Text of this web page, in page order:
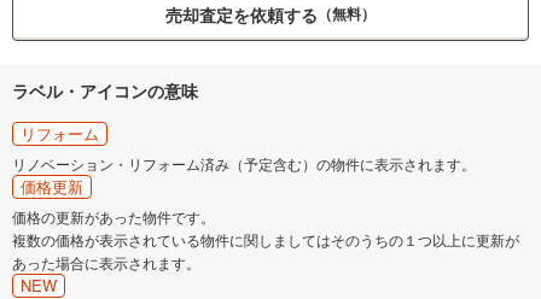
売却査定を依頼する （無料）
ラベル・アイコンの意味
リフォーム
リノベーション・リフォーム済み（予定含む）の物件に表示されます。
価格更新
価格の更新があった物件です。
複数の価格が表示されている物件に関しましてはそのうちの１つ以上に更新が
あった場合に表示されます。
NEW